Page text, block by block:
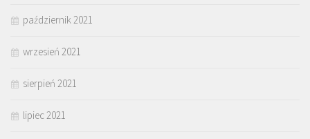
październik 2021
wrzesień 2021
sierpień 2021
lipiec 2021